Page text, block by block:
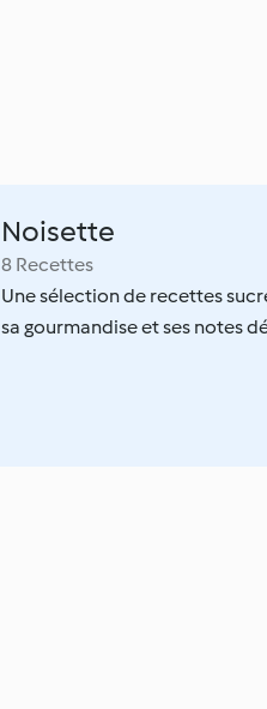
Noisette
8 Recettes
Une sélection de recettes
sa gourmandise et ses notes